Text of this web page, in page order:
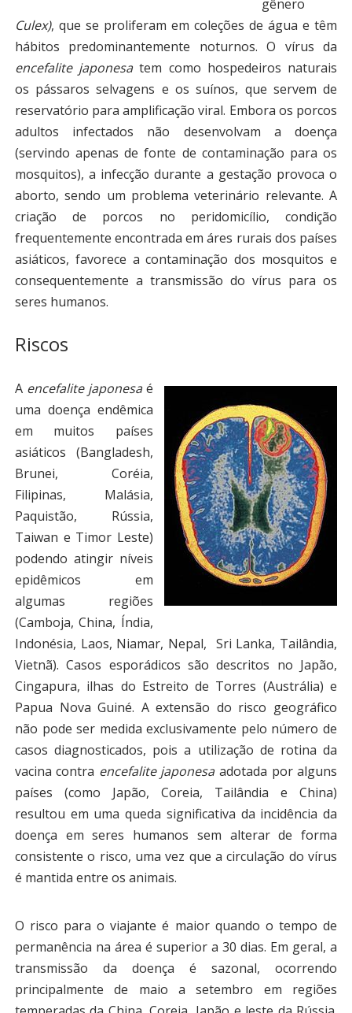
gênero
Culex), que se proliferam em coleções de água e têm
hábitos predominantemente noturnos. O vírus da
encefalite japonesatem como hospedeiros naturais
os pássaros selvagens e os suínos, que servem de
reservatório para amplificação viral. Embora os porcos
adultos infectados não desenvolvam a doença
(servindo apenas de fonte de contaminação para os
mosquitos), a infecção durante a gestação provoca o
aborto, sendo um problema veterinário relevante. A
criação de porcos no peridomicílio, condição
frequentemente encontrada em áres rurais dos países
asiáticos, favorece a contaminação dos mosquitos e
consequentemente a transmissão do vírus para os
seres humanos.
Riscos
A encefalite japonesaé
uma doença endêmica
em muitos países
asiáticos (Bangladesh,
Brunei, Coréia,
Filipinas, Malásia,
Paquistão, Rússia,
Taiwan e Timor Leste)
podendo atingir níveis
epidêmicos em
algumas regiões
(Camboja, China, Índia,
Indonésia, Laos, Niamar, Nepal, Sri Lanka, Tailândia,
Vietnã). Casos esporádicos são descritos no Japão,
Cingapura, ilhas do Estreito de Torres (Austrália) e
Papua Nova Guiné. A extensão do risco geográfico
não pode ser medida exclusivamente pelo número de
casos diagnosticados, pois a utilização de rotina da
vacina contra encefalite japonesaadotada por alguns
países (como Japão, Coreia, Tailândia e China)
resultou em uma queda significativa da incidência da
doença em seres humanos sem alterar de forma
consistente o risco, uma vez que a circulação do vírus
é mantida entre os animais.
O risco para o viajante é maior quando o tempo de
permanência na área é superior a 30 dias. Em geral, a
transmissão da doença é sazonal, ocorrendo
principalmente de maio a setembro em regiões